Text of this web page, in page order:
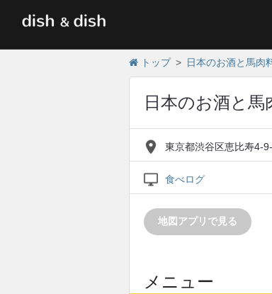
トップ 日本のお酒と馬肉
日本のお酒と
東京都渋谷区恵比寿4-
食べログ
地図アプリで見る
メニュー